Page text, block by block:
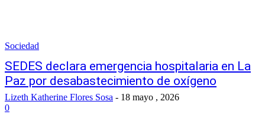
Sociedad
SEDES declara emergencia hospitalaria en La
Paz por desabastecimiento de oxígeno
Lizeth Katherine Flores Sosa - 18 mayo , 2026
0